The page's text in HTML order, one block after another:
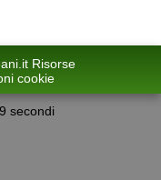
Risorse
cookie
secondi